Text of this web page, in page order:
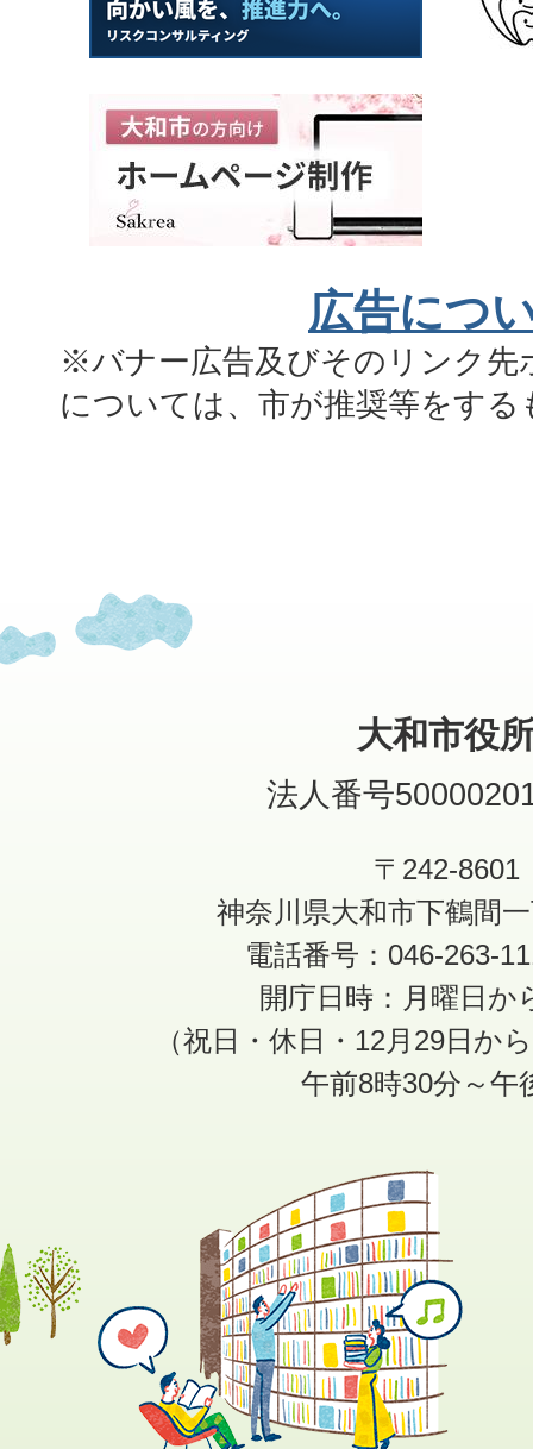
広告につ
※バナー広告及びそのリンク先
については、市が推奨等をす
大和市役
法人番号
〒242-8601
神奈川県大和市下鶴間
電話番号：046-263-
開庁日時：月曜日か
（祝日・休日・12月29日か
午前8時30分～午